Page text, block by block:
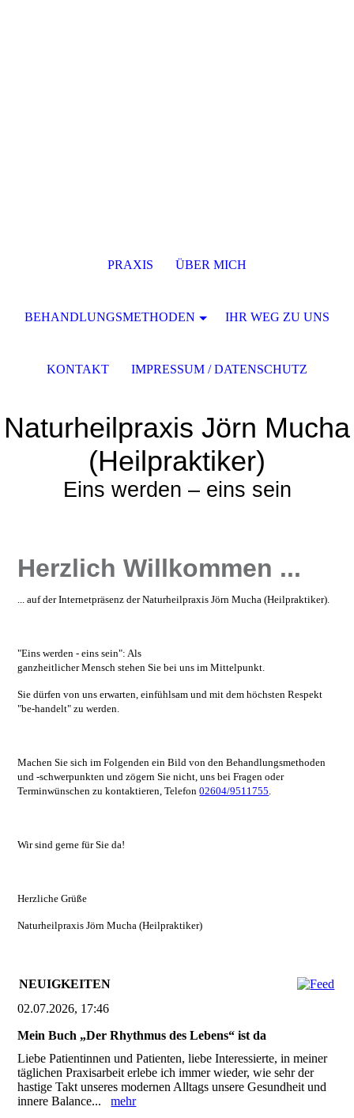
Naturheilpraxis Jörn Mucha
(Heilpraktiker)
Eins werden – eins sein
Herzlich Willkommen ...
... auf der Internetpräsenz der Naturheilpraxis Jörn Mucha (Heilpraktiker).
"Eins werden - eins sein": Als
ganzheitlicher Mensch stehen Sie bei uns im Mittelpunkt.
Sie dürfen von uns erwarten, einfühlsam und mit dem höchsten Respekt
"be-handelt" zu werden.
Machen Sie sich im Folgenden ein Bild von den Behandlungsmethoden
und -schwerpunkten und zögern Sie nicht, uns bei Fragen oder
Terminwünschen zu kontaktieren, Telefon02604/9511755.
Wir sind gerne für Sie da!
Herzliche Grüße
Naturheilpraxis Jörn Mucha (Heilpraktiker)
NEUIGKEITEN
02.07.2026, 17:46
Mein Buch „Der Rhythmus des Lebens“ ist da
Liebe Patientinnen und Patienten, liebe Interessierte, in meiner
täglichen Praxisarbeit erlebe ich immer wieder, wie sehr der
hastige Takt unseres modernen Alltags unsere Gesundheit und
innere Balance...mehr
PRAXIS ÜBER MICH
BEHANDLUNGSMETHODEN IHR WEG ZU UNS
KONTAKT IMPRESSUM / DATENSCHUTZ